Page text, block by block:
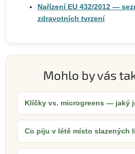
Nařízení EU 432/2012 —
zdravotních tvrzení
Mohlo by vás
Klíčky vs. microgreens — jaký
Co piju v létě místo slazených